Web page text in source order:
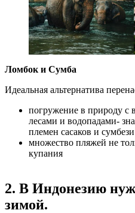
Ломбок и Сумба
Идеальная альтернатива
погружение в природу с
лесами и водопадами-
племен сасаков и сумбези
множество пляжей не
купания
2. В Индонезию
зимой.